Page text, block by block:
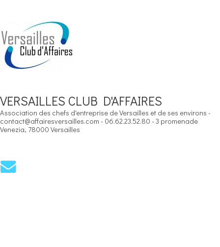
VERSAILLES CLUB D'AFFAIRES
Association des chefs d'entreprise de Versailles et de ses environs -
contact@affairesversailles.com - 06.62.23.52.80 - 3 promenade
Venezia, 78000 Versailles